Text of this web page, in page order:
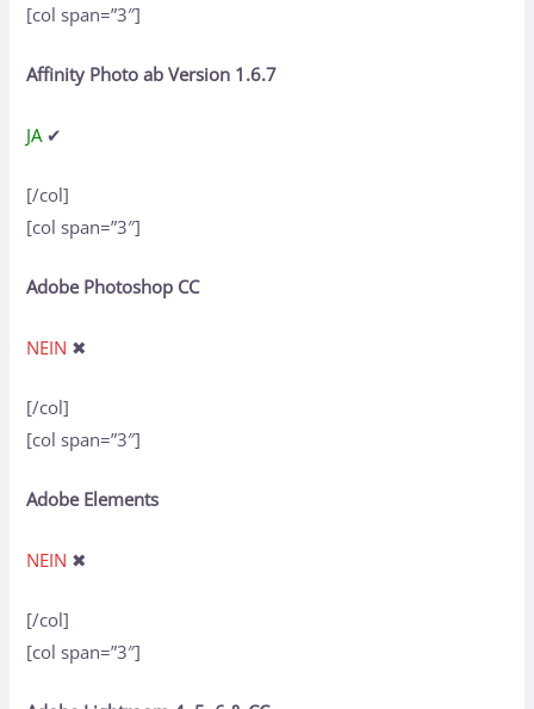
[col span=”3″]
Affinity Photo ab Version 1.6.7
JA ✔
[/col]
[col span=”3″]
Adobe Photoshop CC
NEIN ✖
[/col]
[col span=”3″]
Adobe Elements
NEIN ✖
[/col]
[col span=”3″]